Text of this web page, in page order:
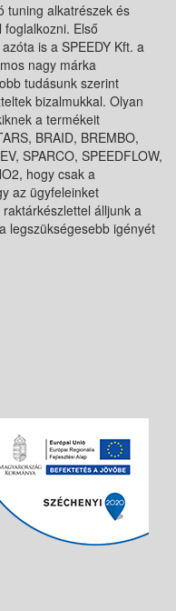
tuning alkatrészek és
Első
is a SPEEDY Kft. a
nagy márka
tudásunk szerint
bizalmukkal. Olyan
a termékeit
BRAID, BREMBO,
SPARCO, SPEEDFLOW,
hogy csak a
az ügyfeleinket
álljunk a
legszükségesebb igényét